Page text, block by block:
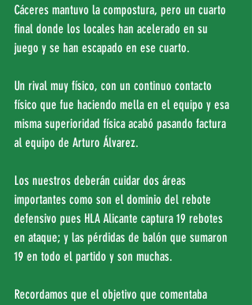
Cáceres mantuvo la compostura, pero un cuarto
final donde los locales han acelerado en su
juego y se han escapado en ese cuarto.
Un rival muy físico, con un continuo contacto
físico que fue haciendo mella en el equipo y esa
misma superioridad física acabó pasando factura
al equipo de Arturo Álvarez.
Los nuestros deberán cuidar dos áreas
importantes como son el dominio del rebote
defensivo pues HLA Alicante captura 19 rebotes
en ataque; y las pérdidas de balón que sumaron
19 en todo el partido y son muchas.
Recordamos que el objetivo que comentaba